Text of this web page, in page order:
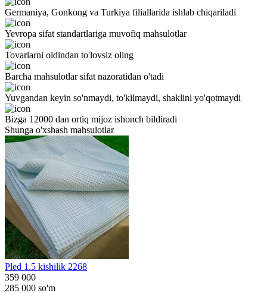
Germaniya, Gonkong va Turkiya filiallarida ishlab chiqariladi
Yevropa sifat standartlariga muvofiq mahsulotlar
Tovarlarni oldindan to'lovsiz oling
Barcha mahsulotlar sifat nazoratidan o'tadi
Yuvgandan keyin so'nmaydi, to'kilmaydi, shaklini yo'qotmaydi
Bizga 12000 dan ortiq mijoz ishonch bildiradi
Shunga o'xshash mahsulotlar
Pled 1.5 kishilik 2268
359 000
285 000 so'm